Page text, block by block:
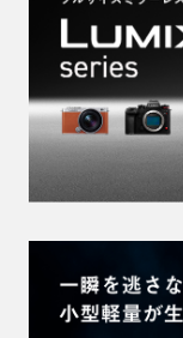
2
COLORS OF
違いを越え、す